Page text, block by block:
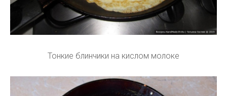
Тонкие блинчики на кислом молоке